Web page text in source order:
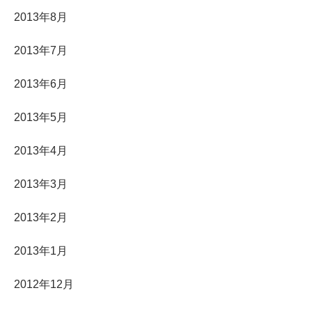
2013年8月
2013年7月
2013年6月
2013年5月
2013年4月
2013年3月
2013年2月
2013年1月
2012年12月